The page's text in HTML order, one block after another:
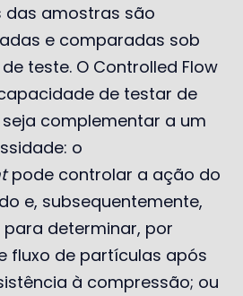
amostras são
e comparadas sob
teste. O Controlled Flow
de testar de
complementar a um
o
pode controlar a ação do
e, subsequentemente,
determinar, por
fluxo de partículas após
à compressão; ou